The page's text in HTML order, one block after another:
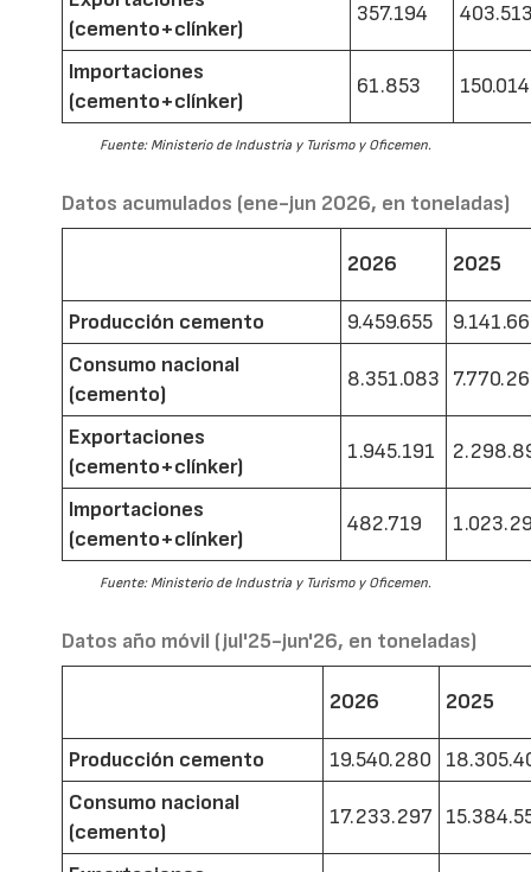
(cemento+clínker)
357.194
Importaciones
(cemento+clínker)
61.853 150.014
Fuente: Ministerio de Industria y Turismo y Oficemen.
Datos acumulados (ene-jun 2026, en toneladas)
2026 2025
Producción cemento 9.459.655
Consumo nacional
(cemento)
8.351.083
Exportaciones
(cemento+clínker)
1.945.191
Importaciones
(cemento+clínker)
482.719
Fuente: Ministerio de Industria y Turismo y Oficemen.
Datos año móvil (jul'25-jun'26, en toneladas)
2026 2025
Producción cemento 19.540.280
Consumo nacional
(cemento)
17.233.297